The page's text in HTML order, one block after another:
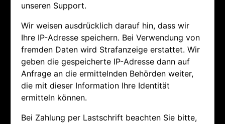
unseren Support.
Wir weisen ausdrücklich darauf hin, dass wir
Ihre IP-Adresse speichern. Bei Verwendung von
fremden Daten wird Strafanzeige erstattet. Wir
geben die gespeicherte IP-Adresse dann auf
Anfrage an die ermittelnden Behörden weiter,
die mit dieser Information Ihre Identität
ermitteln können.
Bei Zahlung per Lastschrift beachten Sie bitte,